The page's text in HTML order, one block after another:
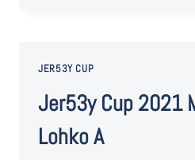
JER53Y CUP
Jer53y Cup 2021
Lohko A